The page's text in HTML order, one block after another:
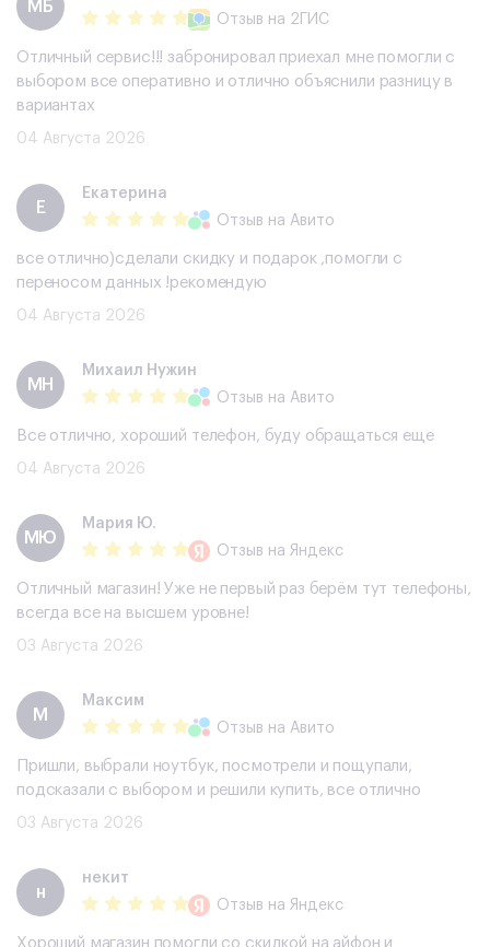
МБ
Отзыв на 2ГИС
Отличный сервис!!! забронировал приехал мне помогли с
выбором все оперативно и отлично объяснили разницу в
вариантах
04 Августа 2026
Е
Екатерина
Отзыв на Авито
все отлично)сделали скидку и подарок ,помогли с
переносом данных !рекомендую
04 Августа 2026
МН
Михаил Нужин
Отзыв на Авито
Все отлично, хороший телефон, буду обращаться еще
04 Августа 2026
МЮ
Мария Ю.
Отзыв на Яндекс
Отличный магазин! Уже не первый раз берём тут телефоны,
всегда все на высшем уровне!
03 Августа 2026
М
Максим
Отзыв на Авито
Пришли, выбрали ноутбук, посмотрели и пощупали,
подсказали с выбором и решили купить, все отлично
03 Августа 2026
н
некит
Отзыв на Яндекс
Хороший магазин помогли со скидкой на айфон и